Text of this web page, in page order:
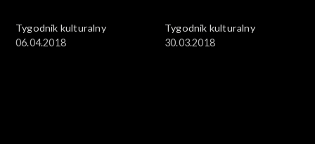
Tygodnik kulturalny
06.04.2018
Tygodnik kulturalny
30.03.2018